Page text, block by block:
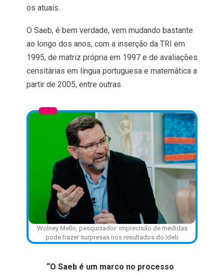
os atuais.
O Saeb, é bem verdade, vem mudando bastante
ao longo dos anos, com a inserção da TRI em
1995, de matriz própria em 1997 e de avaliações
censitárias em língua portuguesa e matemática a
partir de 2005, entre outras
Wolney Mello, pesquisador: imprecisão de medidas
pode trazer surpresas nos resultados do Ideb
“O Saeb é um marco no processo